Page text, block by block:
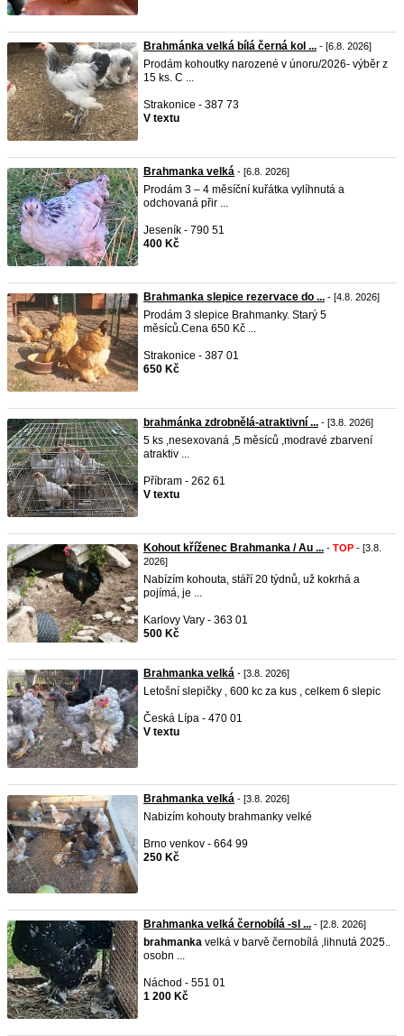
Brahmánka velká bílá černá kol ... - [6.8. 2026]
Prodám kohoutky narozené v únoru/2026- výběr z
15 ks. C ...
Strakonice - 387 73
V textu
Brahmanka velká - [6.8. 2026]
Prodám 3 – 4 měsíční kuřátka vylíhnutá a
odchovaná přir ...
Jeseník - 790 51
400 Kč
Brahmanka slepice rezervace do ... - [4.8. 2026]
Prodám 3 slepice Brahmanky. Starý 5
měsíců.Cena 650 Kč ...
Strakonice - 387 01
650 Kč
brahmánka zdrobnělá-atraktivní ... - [3.8. 2026]
5 ks ,nesexovaná ,5 měsíců ,modravé zbarvení
atraktiv ...
Příbram - 262 61
V textu
Kohout kříženec Brahmanka / Au ... - TOP - [3.8.
2026]
Nabízím kohouta, stáří 20 týdnů, už kokrhá a
pojímá, je ...
Karlovy Vary - 363 01
500 Kč
Brahmanka velká - [3.8. 2026]
Letošní slepičky , 600 kc za kus , celkem 6 slepic
Česká Lípa - 470 01
V textu
Brahmanka velká - [3.8. 2026]
Nabizím kohouty brahmanky velké
Brno venkov - 664 99
250 Kč
Brahmanka velká černobílá -sl ... - [2.8. 2026]
brahmanka velká v barvě černobílá ,lihnutá 2025..
osobn ...
Náchod - 551 01
1 200 Kč